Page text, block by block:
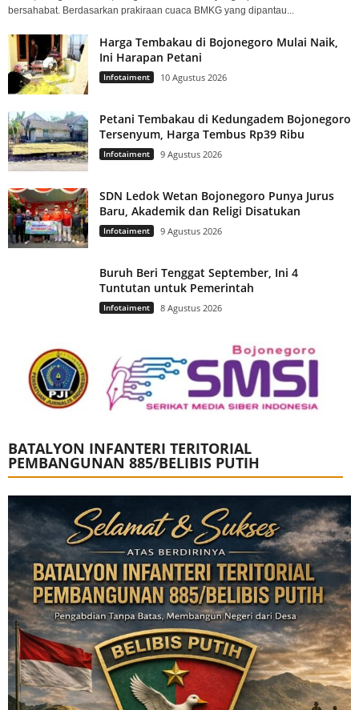
bersahabat. Berdasarkan prakiraan cuaca BMKG yang dipantau...
Harga Tembakau di Bojonegoro Mulai Naik,
Ini Harapan Petani
Infotaiment 10 Agustus 2026
Petani Tembakau di Kedungadem Bojonegoro
Tersenyum, Harga Tembus Rp39 Ribu
Infotaiment 9 Agustus 2026
SDN Ledok Wetan Bojonegoro Punya Jurus
Baru, Akademik dan Religi Disatukan
Infotaiment 9 Agustus 2026
Buruh Beri Tenggat September, Ini 4
Tuntutan untuk Pemerintah
Infotaiment 8 Agustus 2026
BATALYON INFANTERI TERITORIAL
PEMBANGUNAN 885/BELIBIS PUTIH